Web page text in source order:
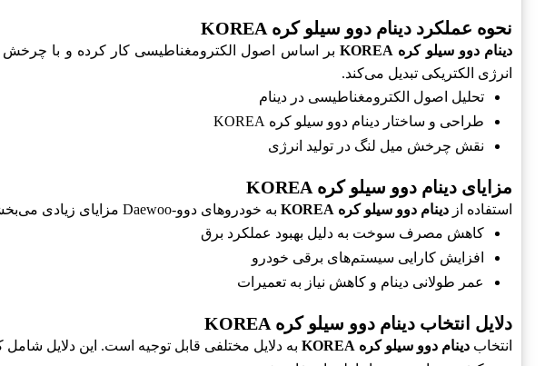
نحوه عملکرد دینام دوو سیلو کره KOREA
دینام دوو سیلو کره KOREA
بر اساس اصول الکترومغناطیسی کار کرده و با چرخش
انرژی الکتریکی تبدیل می‌کند.
تحلیل اصول الکترومغناطیسی در دینام
طراحی و ساختار دینام دوو سیلو کره KOREA
نقش چرخش میل لنگ در تولید انرژی
مزایای دینام دوو سیلو کره KOREA
استفاده از دینام دوو سیلو کره KOREA
به خودروهای دوو-Daewoo مزایای زیادی می‌بخشد. این مزایا شامل بهبود عملکرد، کارایی و کاهش هزینه‌های انرژی می‌باشد.
کاهش مصرف سوخت به دلیل بهبود عملکرد برق
افزایش کارایی سیستم‌های برقی خودرو
عمر طولانی دینام و کاهش نیاز به تعمیرات
دلایل انتخاب دینام دوو سیلو کره KOREA
انتخاب دینام دوو سیلو کره KOREA
به دلایل مختلفی قابل توجیه است. این دلایل